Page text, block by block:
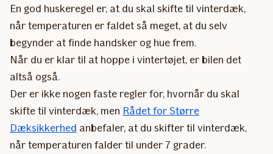
En god huskeregel er, at du skal skifte til vinterdæk,
når temperaturen er faldet så meget, at du selv
begynder at finde handsker og hue frem.
Når du er klar til at hoppe i vintertøjet, er bilen det
altså også.
Der er ikke nogen faste regler for, hvornår du skal
skifte til vinterdæk, men Rådet for Større
Dæksikkerhed anbefaler, at du skifter til vinterdæk,
når temperaturen falder til under 7 grader.